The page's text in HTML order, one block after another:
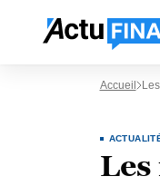
Accueil